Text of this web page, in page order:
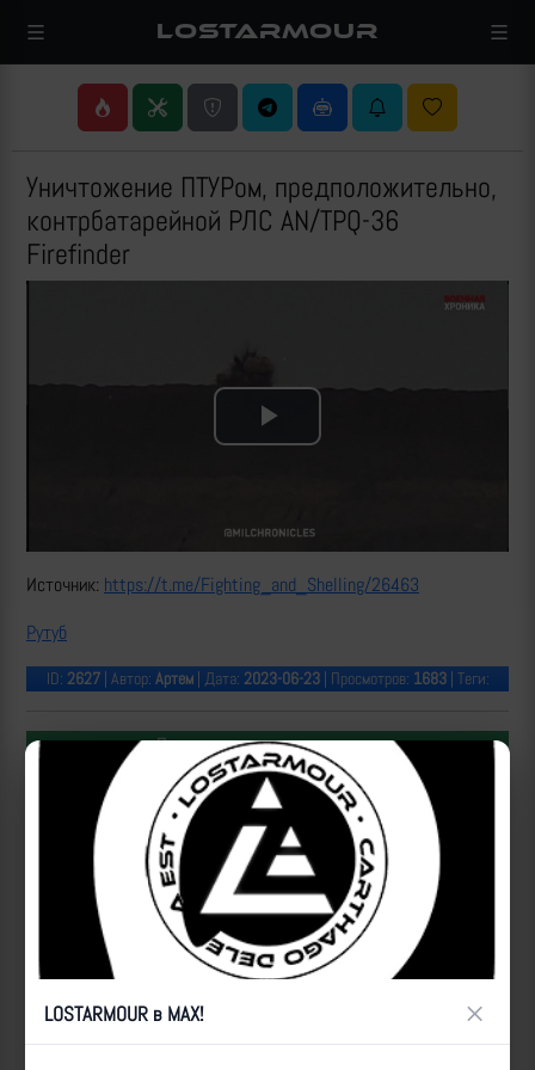
LOSTARMOUR
Уничтожение ПТУРом, предположительно,
контрбатарейной РЛС AN/TPQ-36
Firefinder
Play
Источник: https://t.me/Fighting_and_Shelling/26463
Рутуб
ID: 2627| Автор: Артем| Дата: 2023-06-23| Просмотров: 1683| Теги:
Популярные за сегодня видео
Уничтожение БпЛА ВСУ расчетами ПВО 50-й отдельной
LOSTARMOUR в MAX! ×